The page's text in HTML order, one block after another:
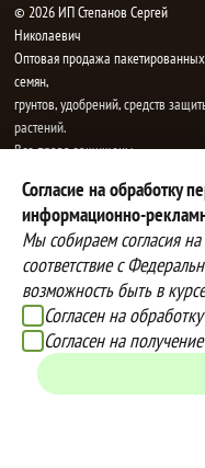
Согласие на обработку
информационно-
Мы собираем согласия
соответствие с
возможность быть в
Согласен на
Согласен на
© 2026 ИП Степанов Сергей
Николаевич
Oптовая продажа пакетированных
семян,
грунтов, удобрений, средств
растений.
Все права защищены.
E-mail:mail@semenauspeha.ru
Телефон: +7 (8352) 28-80-34
Адрес: г. Чебоксары, пр. Мира 76 А
Способы оплаты
Вы можете оплатить покупки
наличными при получении товара,
либо выбрать другой способ
Инструкция по оплате банковской